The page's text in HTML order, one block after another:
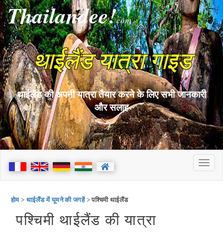
Thailandee!com
थाईलैंड यात्रा गाइड
थाईलैंड की अपनी यात्रा तैयार करने के लिए सभी जानकारी
और सलाह
होम>थाईलैंड में घूमने की जगहें> पश्चिमी थाईलैंड
पश्चिमी थाईलैंड की यात्रा